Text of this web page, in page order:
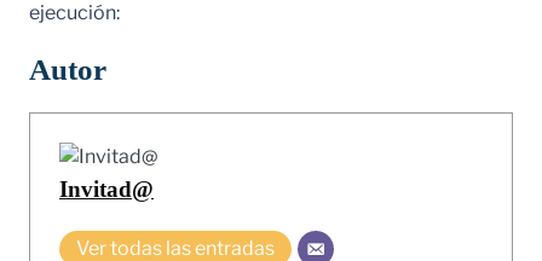
ejecución:
Autor
Invitad@
Ver todas las entradas